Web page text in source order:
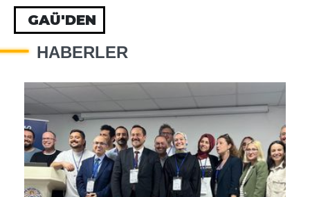
GAÜ'DEN
HABERLER